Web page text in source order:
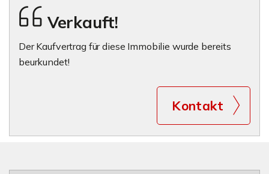
Verkauft!
Der Kaufvertrag für diese Immobilie wurde bereits
beurkundet!
Kontakt